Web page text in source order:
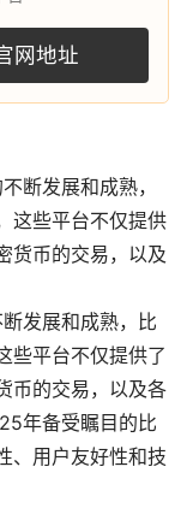
网地址
断发展和成熟，
这些平台不仅提供
货币的交易，以及
发展和成熟，比
些平台不仅提供了
币的交易，以及各
年备受瞩目的比
、用户友好性和技